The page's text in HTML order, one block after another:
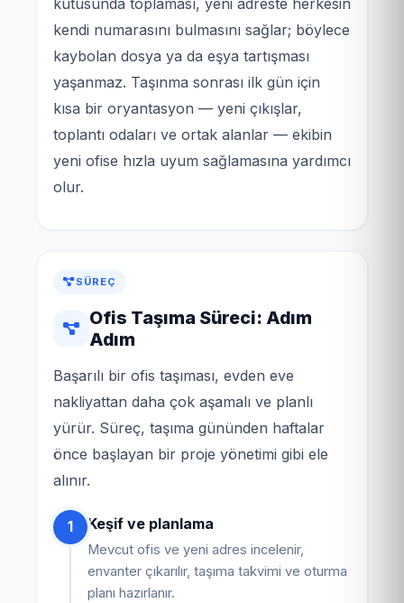
kutusunda toplaması, yeni adreste herkesin
kendi numarasını bulmasını sağlar; böylece
kaybolan dosya ya da eşya tartışması
yaşanmaz. Taşınma sonrası ilk gün için
kısa bir oryantasyon — yeni çıkışlar,
toplantı odaları ve ortak alanlar — ekibin
yeni ofise hızla uyum sağlamasına yardımcı
olur.
SÜREÇ
Ofis Taşıma Süreci: Adım
Adım
Başarılı bir ofis taşıması, evden eve
nakliyattan daha çok aşamalı ve planlı
yürür. Süreç, taşıma gününden haftalar
önce başlayan bir proje yönetimi gibi ele
alınır.
1 Keşif ve planlama
Mevcut ofis ve yeni adres incelenir,
envanter çıkarılır, taşıma takvimi ve oturma
planı hazırlanır.